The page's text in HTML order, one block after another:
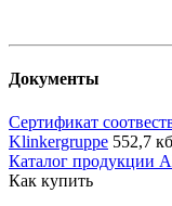
Документы
Сертификат
Klinkergruppe 552,7 кб
Каталог продукции
Как купить